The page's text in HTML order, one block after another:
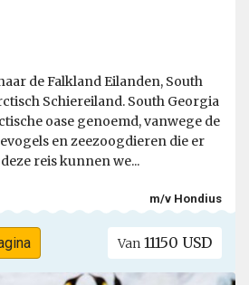
de Falkland Eilanden, South
Schiereiland. South Georgia
oase genoemd, vanwege de
en zeezoogdieren die er
reis kunnen we...
m/v Hondius
Van 11150 USD